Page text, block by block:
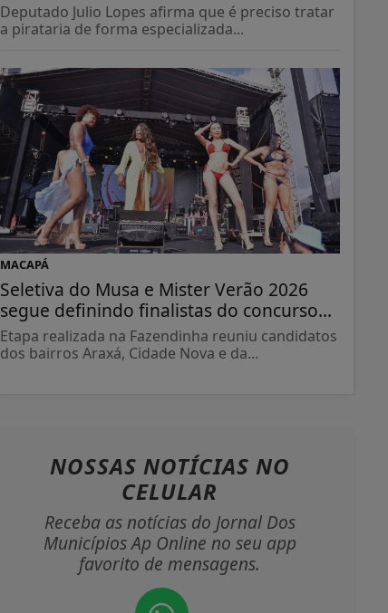
Deputado Julio Lopes afirma que é preciso tratar
a pirataria de forma especializada...
MACAPÁ
Seletiva do Musa e Mister Verão 2026
segue definindo finalistas do concurso...
Etapa realizada na Fazendinha reuniu candidatos
dos bairros Araxá, Cidade Nova e da...
NOSSAS NOTÍCIAS NO
CELULAR
Receba as notícias do Jornal Dos
Municípios Ap Online no seu app
favorito de mensagens.